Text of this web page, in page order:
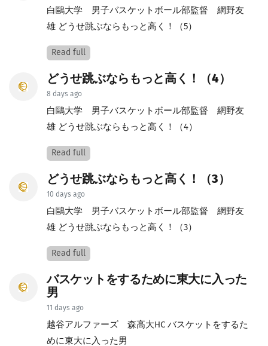
白鷗大学 男子バスケットボール部監督 網野友
雄 どうせ跳ぶならもっと高く！（5）
Read full
どうせ跳ぶならもっと高く！（4）
8 days ago
白鷗大学 男子バスケットボール部監督 網野友
雄 どうせ跳ぶならもっと高く！（4）
Read full
どうせ跳ぶならもっと高く！（3）
10 days ago
白鷗大学 男子バスケットボール部監督 網野友
雄 どうせ跳ぶならもっと高く！（3）
Read full
バスケットをするために東大に入った
男
11 days ago
越谷アルファーズ 森高大HC バスケットをするた
めに東大に入った男